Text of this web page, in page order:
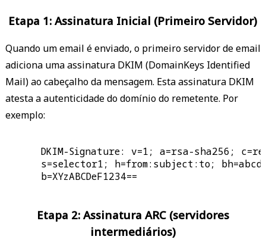
Etapa 1: Assinatura Inicial (Primeiro Servidor)
Quando um email é enviado, o primeiro servidor de email
adiciona uma assinatura DKIM (DomainKeys Identified
Mail) ao cabeçalho da mensagem. Esta assinatura DKIM
atesta a autenticidade do domínio do remetente. Por
exemplo:
DKIM-Signature: v=1; a=rsa-sha256;
s=selector1; h=from:subject:to;
      b=XYzABCDeF1234==
Etapa 2: Assinatura ARC (servidores
intermediários)